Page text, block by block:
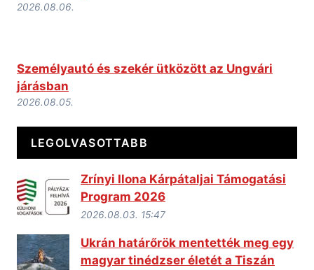
2026.08.06.
Személyautó és szekér ütközött az Ungvári
járásban
2026.08.05.
LEGOLVASOTTABB
Zrínyi Ilona Kárpátaljai Támogatási
Program 2026
2026.08.03. 15:47
Ukrán határőrök mentették meg egy
magyar tinédzser életét a Tiszán